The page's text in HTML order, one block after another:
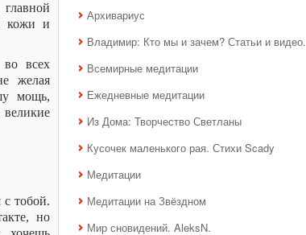
кожи и
всех
желая
мощь,
с тобой.
но
Архивариус
Владимир: Кто мы и зачем? Статьи и видео.
Всемирные медитации
Ежедневные медитации
Из Дома: Творчество Светланы
Кусочек маленького рая. Стихи Scady
Медитации
Медитации на Звёздном
Мир сновидений. AleksN.